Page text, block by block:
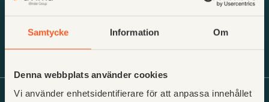
Samtycke Information Om
Denna webbplats använder cookies
Vi använder enhetsidentifierare för att anpassa innehållet
Din startsida
Glömt lösenord